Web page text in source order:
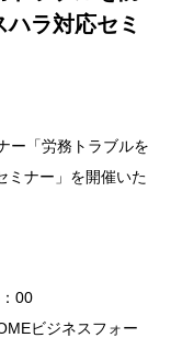
ラ対応セミ
ー「労務トラブルを
ミナー」を開催いた
00
ビジネスフォー